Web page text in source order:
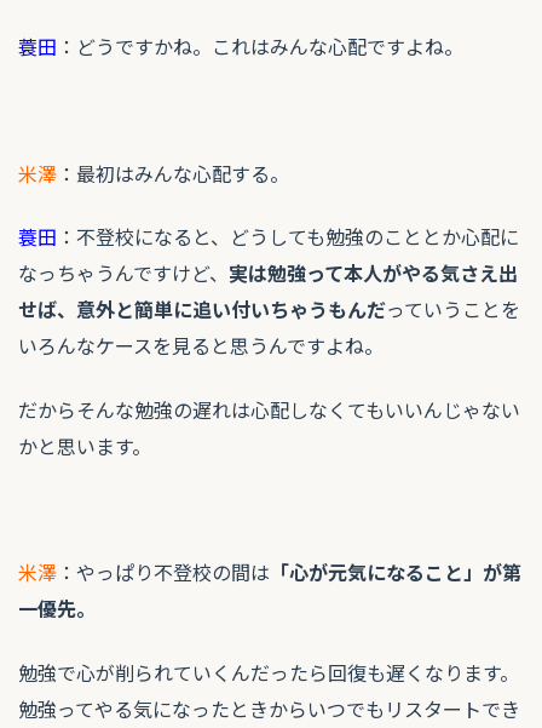
蓑田 ：どうですかね。これはみんな心配ですよね。
米澤 ：最初はみんな心配する。
蓑田 ：不登校になると、どうしても勉強のこととか心配に
なっちゃうんですけど、 実は勉強って本人がやる気さえ出
せば、意外と簡単に追い付いちゃうもんだっていうことを
いろんなケースを見ると思うんですよね。
だからそんな勉強の遅れは心配しなくてもいいんじゃない
かと思います。
米澤 ：やっぱり不登校の間は 「心が元気になること」が第
一優先。
勉強で心が削られていくんだったら回復も遅くなります。
勉強ってやる気になったときからいつでもリスタートでき